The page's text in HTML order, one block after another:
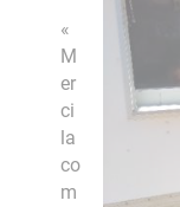
«
M
er
ci
la
co
m